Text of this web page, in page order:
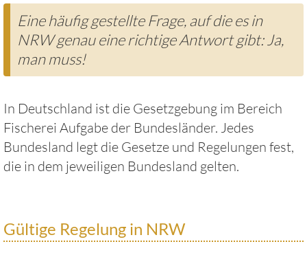
doch
nur
am
Forellenteich
angeln?
n
Eine häufig gestellte Frage, auf die es in
NRW genau eine richtige Antwort gibt: Ja,
man muss!
In Deutschland ist die Gesetzgebung im Bereich
Fischerei Aufgabe der Bundesländer. Jedes
Bundesland legt die Gesetze und Regelungen fest,
die in dem jeweiligen Bundesland gelten.
Gültige Regelung in NRW